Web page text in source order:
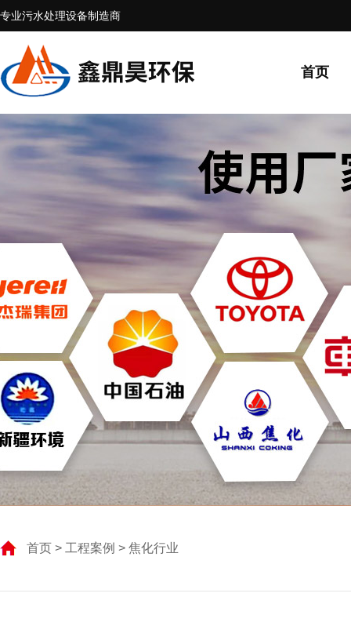
专业污水处理设备制造商
首页
首页 > 工程案例 > 焦化行业